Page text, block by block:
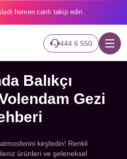
hemen canlı takip edin.
444 6 550
Balıkçı
Gezi
keşfedin! Renkli
ürünleri ve geleneksel